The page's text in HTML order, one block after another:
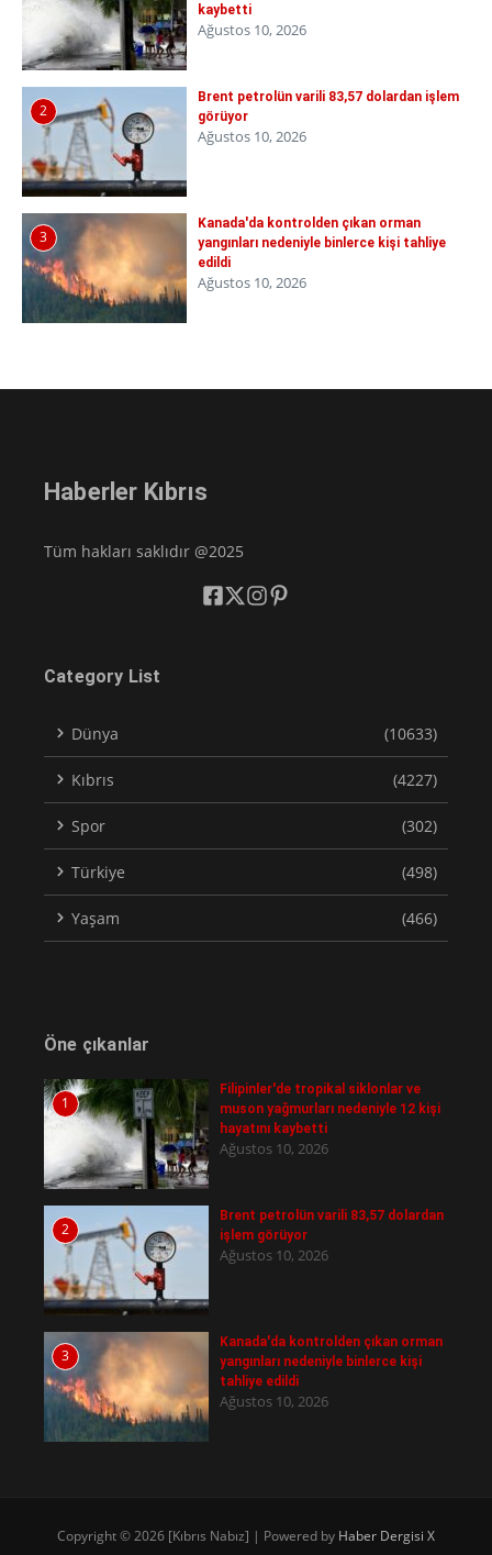
kaybetti
Ağustos 10, 2026
2
Brent petrolün varili 83,57 dolardan işlem
görüyor
Ağustos 10, 2026
3
Kanada'da kontrolden çıkan orman
yangınları nedeniyle binlerce kişi tahliye
edildi
Ağustos 10, 2026
Haberler Kıbrıs
Tüm hakları saklıdır @2025
Category List
Dünya (10633)
Kıbrıs (4227)
Spor (302)
Türkiye (498)
Yaşam (466)
Öne çıkanlar
1
Filipinler'de tropikal siklonlar ve
muson yağmurları nedeniyle 12 kişi
hayatını kaybetti
Ağustos 10, 2026
2
Brent petrolün varili 83,57 dolardan
işlem görüyor
Ağustos 10, 2026
3
Kanada'da kontrolden çıkan orman
yangınları nedeniyle binlerce kişi
tahliye edildi
Ağustos 10, 2026
Copyright © 2026 [Kıbrıs Nabız] | Powered by Haber Dergisi X